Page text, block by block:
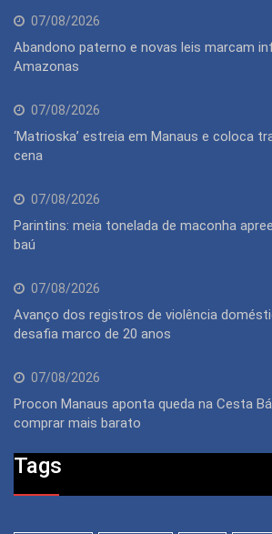
07/08/2026
Abandono paterno e novas leis marcam
Amazonas
07/08/2026
‘Matrioska’ estreia em Manaus e coloca
cena
07/08/2026
Parintins: meia tonelada de maconha
baú
07/08/2026
Avanço dos registros de violência
desafia marco de 20 anos
07/08/2026
Procon Manaus aponta queda na Cesta
comprar mais barato
Tags